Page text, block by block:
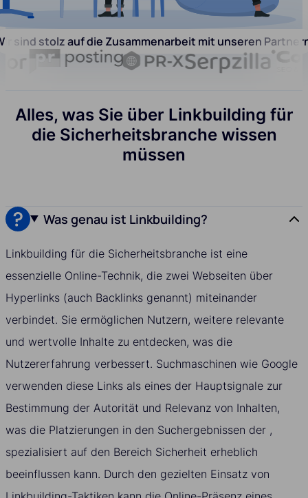
sind stolz auf die Zusammenarbeit mit unseren
Alles, was Sie über Linkbuilding für
die Sicherheitsbranche wissen
müssen
Was genau ist Linkbuilding?
Linkbuilding für die Sicherheitsbranche ist eine
essenzielle Online-Technik, die zwei Webseiten über
Hyperlinks (auch Backlinks genannt) miteinander
verbindet. Sie ermöglichen Nutzern, weitere relevante
und wertvolle Inhalte zu entdecken, was die
Nutzererfahrung verbessert. Suchmaschinen wie Google
verwenden diese Links als eines der Hauptsignale zur
Bestimmung der Autorität und Relevanz von Inhalten,
was die Platzierungen in den Suchergebnissen der ,
spezialisiert auf den Bereich Sicherheit erheblich
beeinflussen kann. Durch den gezielten Einsatz von